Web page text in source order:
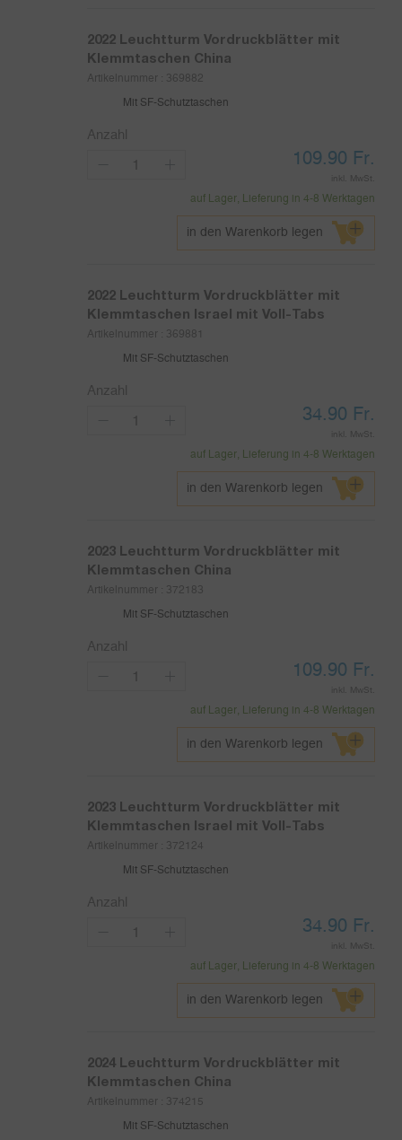
2022 Leuchtturm Vordruckblätter mit
Klemmtaschen China
Artikelnummer : 369882
Mit SF-Schutztaschen
Anzahl
109.90 Fr.
inkl. MwSt.
auf Lager, Lieferung in 4-8 Werktagen
in den Warenkorb legen
2022 Leuchtturm Vordruckblätter mit
Klemmtaschen Israel mit Voll-Tabs
Artikelnummer : 369881
Mit SF-Schutztaschen
Anzahl
34.90 Fr.
inkl. MwSt.
auf Lager, Lieferung in 4-8 Werktagen
in den Warenkorb legen
2023 Leuchtturm Vordruckblätter mit
Klemmtaschen China
Artikelnummer : 372183
Mit SF-Schutztaschen
Anzahl
109.90 Fr.
inkl. MwSt.
auf Lager, Lieferung in 4-8 Werktagen
in den Warenkorb legen
2023 Leuchtturm Vordruckblätter mit
Klemmtaschen Israel mit Voll-Tabs
Artikelnummer : 372124
Mit SF-Schutztaschen
Anzahl
34.90 Fr.
inkl. MwSt.
auf Lager, Lieferung in 4-8 Werktagen
in den Warenkorb legen
2024 Leuchtturm Vordruckblätter mit
Klemmtaschen China
Artikelnummer : 374215
Mit SF-Schutztaschen